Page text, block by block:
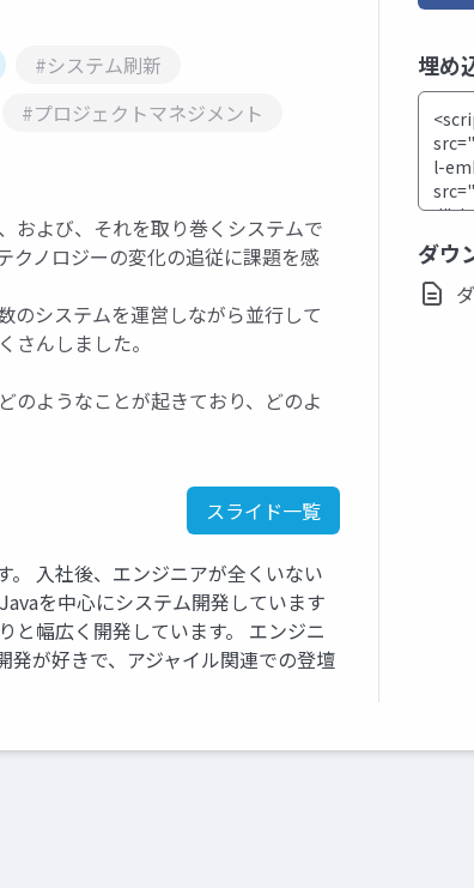
#システム刷新
#プロジェクトマネジメント
および、それを取り巻くシステムで
クノロジーの変化の追従に課題を感
のシステムを運営しながら並行して
んしました。
のようなことが起きており、どのよ
スライド一覧
。 入社後、エンジニアが全くいない
を中心にシステム開発しています
と幅広く開発しています。 エンジニ
発が好きで、アジャイル関連での登壇
埋め
ダウ